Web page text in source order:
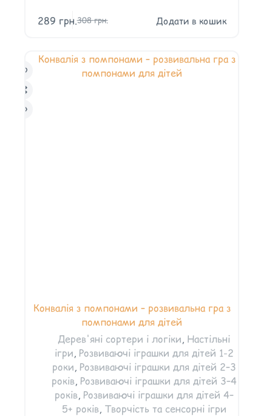
308грн.
289 грн. Додати в кошик
Конвалія з помпонами – розвивальна гра з
помпонами для дітей
Дерев'яні сортери і логіки, Настільні
ігри, Розвиваючі іграшки для дітей 1-2
роки, Розвиваючі іграшки для дітей 2–3
років, Розвиваючі іграшки для дітей 3–4
років, Розвиваючі іграшки для дітей 4–
5+ років, Творчість та сенсорні ігри